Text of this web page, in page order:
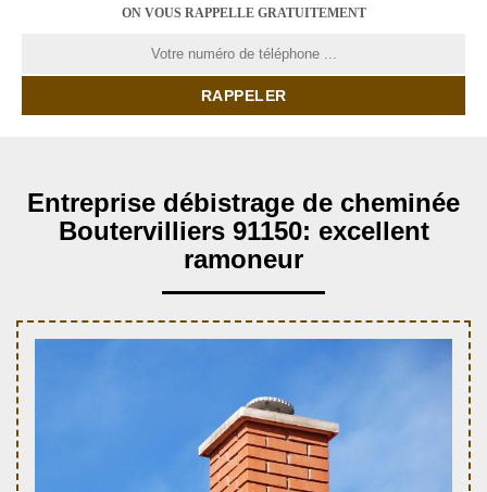
ON VOUS RAPPELLE GRATUITEMENT
Entreprise débistrage de cheminée
Boutervilliers 91150: excellent
ramoneur